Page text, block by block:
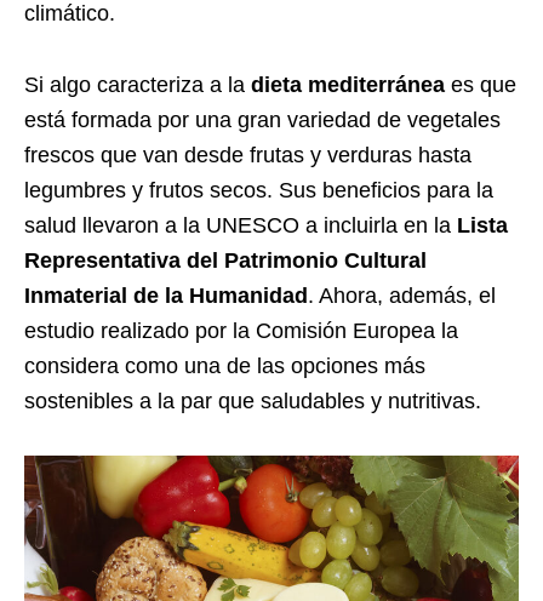
climático.
Si algo caracteriza a la dieta mediterránea es que
está formada por una gran variedad de vegetales
frescos que van desde frutas y verduras hasta
legumbres y frutos secos. Sus beneficios para la
salud llevaron a la UNESCO a incluirla en la Lista
Representativa del Patrimonio Cultural
Inmaterial de la Humanidad . Ahora, además, el
estudio realizado por la Comisión Europea la
considera como una de las opciones más
sostenibles a la par que saludables y nutritivas.